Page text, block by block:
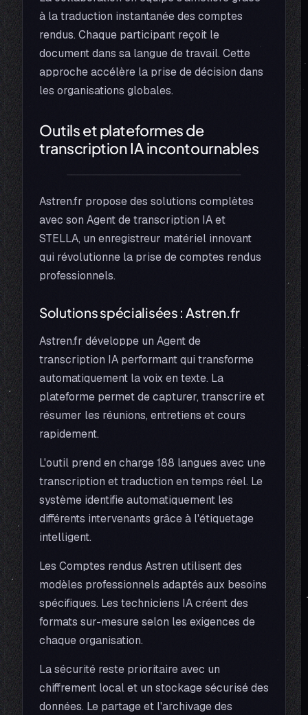
à la traduction instantanée des comptes
rendus. Chaque participant reçoit le
document dans sa langue de travail. Cette
approche accélère la prise de décision dans
les organisations globales.
Outils et plateformes de
transcription IA incontournables
Astren.fr propose des solutions complètes
avec son Agent de transcription IA et
STELLA, un enregistreur matériel innovant
qui révolutionne la prise de comptes rendus
professionnels.
Solutions spécialisées : Astren.fr
Astren.fr développe un Agent de
transcription IA performant qui transforme
automatiquement la voix en texte. La
plateforme permet de capturer, transcrire et
résumer les réunions, entretiens et cours
rapidement.
L'outil prend en charge 188 langues avec une
transcription et traduction en temps réel. Le
système identifie automatiquement les
différents intervenants grâce à l'étiquetage
intelligent.
Les Comptes rendus Astren utilisent des
modèles professionnels adaptés aux besoins
spécifiques. Les techniciens IA créent des
formats sur-mesure selon les exigences de
chaque organisation.
La sécurité reste prioritaire avec un
chiffrement local et un stockage sécurisé des
données. Le partage et l'archivage des